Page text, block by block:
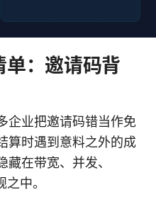
单：邀请码背
企业把邀请码错当作免
算时遇到意料之外的成
在带宽、并发、
中。